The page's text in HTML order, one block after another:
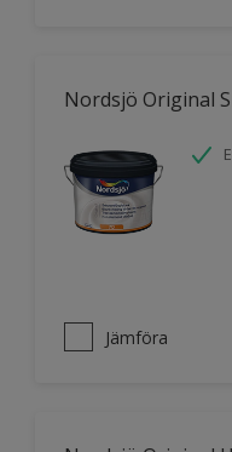
Nordsjö Original
Jämföra